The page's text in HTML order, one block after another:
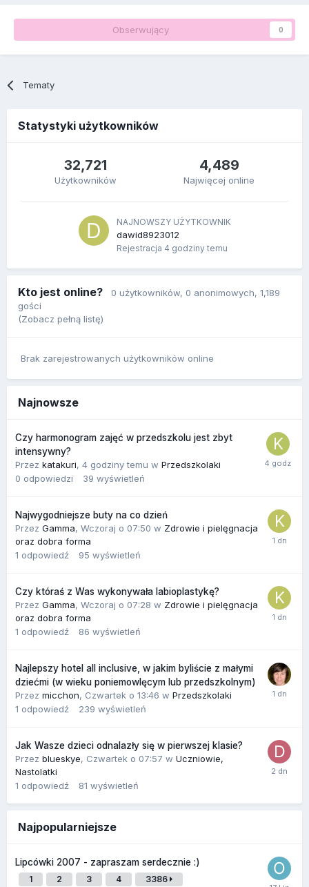
Obserwujący 0
Tematy
Statystyki użytkowników
32,721
Użytkowników
4,489
Najwięcej online
NAJNOWSZY UŻYTKOWNIK
dawid8923012
Rejestracja 4 godziny temu
Kto jest online? 0 użytkowników, 0 anonimowych, 1,189
gości
(Zobacz pełną listę)
Brak zarejestrowanych użytkowników online
Najnowsze
Czy harmonogram zajęć w przedszkolu jest zbyt
intensywny?
Przez katakuri, 4 godziny temu w Przedszkolaki
0 odpowiedzi 39 wyświetleń
Najwygodniejsze buty na co dzień
Przez Gamma, Wczoraj o 07:50 w Zdrowie i pielęgnacja
oraz dobra forma
1 odpowiedź 95 wyświetleń
Czy któraś z Was wykonywała labioplastykę?
Przez Gamma, Wczoraj o 07:28 w Zdrowie i pielęgnacja
oraz dobra forma
1 odpowiedź 86 wyświetleń
Najlepszy hotel all inclusive, w jakim byliście z małymi
dziećmi (w wieku poniemowlęcym lub przedszkolnym)
Przez micchon, Czwartek o 13:46 w Przedszkolaki
1 odpowiedź 239 wyświetleń
Jak Wasze dzieci odnalazły się w pierwszej klasie?
Przez blueskye, Czwartek o 07:57 w Uczniowie,
Nastolatki
1 odpowiedź 81 wyświetleń
Najpopularniejsze
Lipcówki 2007 - zapraszam serdecznie :)
1 2 3 4 3386